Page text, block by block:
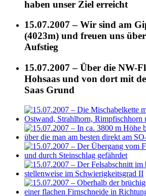
haben unser Ziel erreicht
15.07.2007 – Wir sind am
(4023m) und freuen uns
Aufstieg
15.07.2007 – Über die NW-
Hohsaas und von dort mit
Saas Grund